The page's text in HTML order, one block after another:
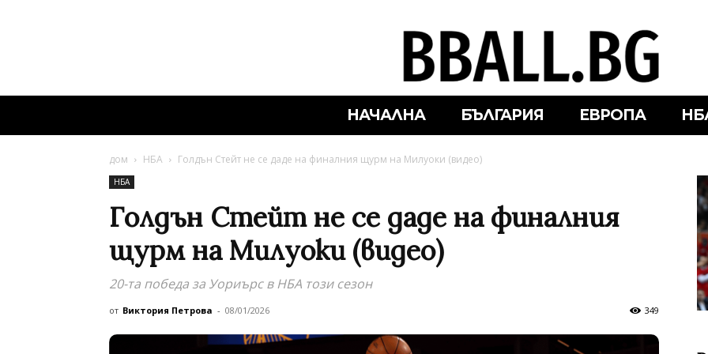
НАЧАЛНА БЪЛГАРИЯ ЕВРОПА
дом НБА Голдън Стейт не се даде на финалния щурм на Милуоки (видео)
НБА
Голдън Стейт не се даде на финалния
щурм на Милуоки (видео)
20-та победа за Уориърс в НБА този сезон
от Виктория Петрова - 08/01/2026 349